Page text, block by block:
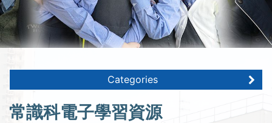
Categories
常識科電子學習資源